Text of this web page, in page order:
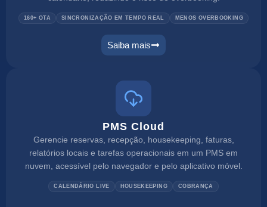
160+ OTA SINCRONIZAÇÃO EM TEMPO REAL MENOS OVERBOOKING
Saiba mais
PMS Cloud
Gerencie reservas, recepção, housekeeping, faturas,
relatórios locais e tarefas operacionais em um PMS em
nuvem, acessível pelo navegador e pelo aplicativo móvel.
CALENDÁRIO LIVE HOUSEKEEPING COBRANÇA